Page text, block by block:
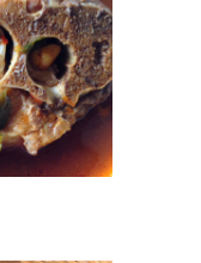
muy
y el
los
y el